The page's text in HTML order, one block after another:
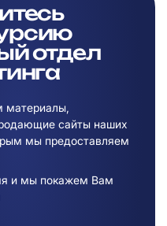
отдел
материалы,
сайты наших
мы предоставляем
и мы покажем Вам